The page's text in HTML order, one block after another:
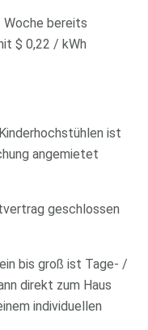
Woche bereits
$ 0,22 / kWh
ist
angemietet
geschlossen
bis groß ist Tage- /
direkt zum Haus
individuellen